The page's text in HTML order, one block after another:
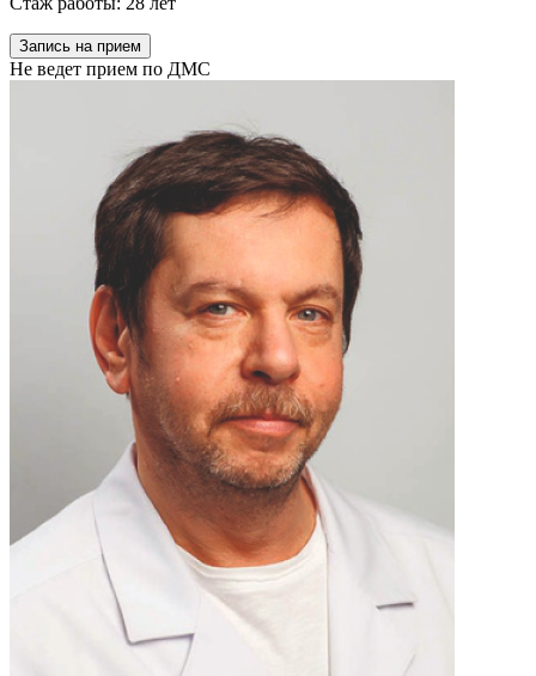
Запись на прием
Не ведет прием по ДМС